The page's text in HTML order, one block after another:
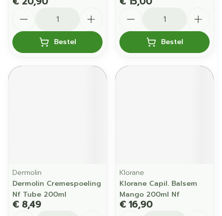
Bestel Bestel
Dermolin
Dermolin Cremespoeling
Nf Tube 200ml
€ 8,49
Klorane
Klorane Capil. Balsem
Mango 200ml Nf
€ 16,90